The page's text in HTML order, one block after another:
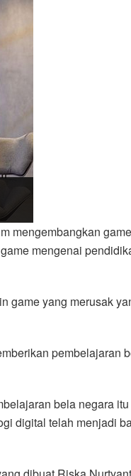
mengembangkan
mengenai
game yang merusak
pembelajaran
bela negara
digital telah menjadi